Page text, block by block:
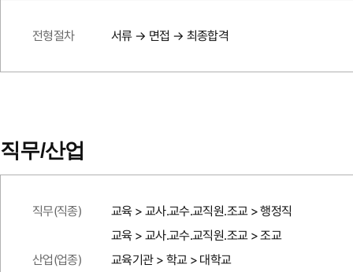
전형절차 서류 → 면접 → 최종합격
직무/산업
직무(직종)
교육 > 교사.교수.교직원.조교 > 행정직
교육 > 교사.교수.교직원.조교 > 조교
산업(업종)
교육기관 > 학교 > 대학교